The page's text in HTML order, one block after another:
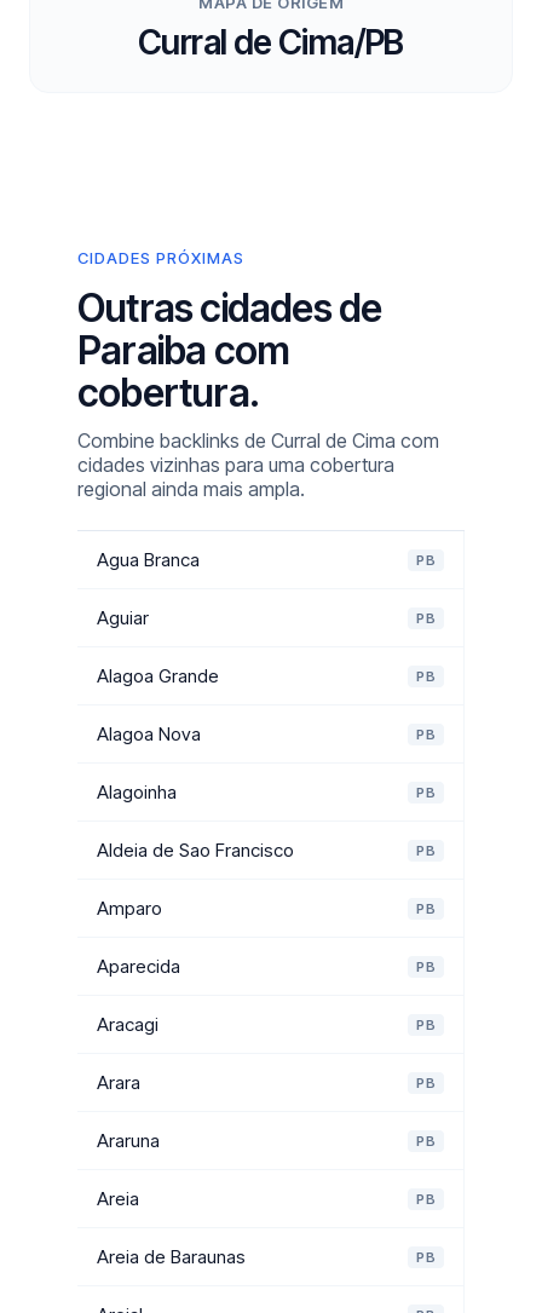
Curral de Cima/PB
CIDADES PRÓXIMAS
Outras cidades de
Paraiba com
cobertura.
Combine backlinks de Curral de Cima com
cidades vizinhas para uma cobertura
regional ainda mais ampla.
Agua Branca PB
Aguiar PB
Alagoa Grande PB
Alagoa Nova PB
Alagoinha PB
Aldeia de Sao Francisco PB
Amparo PB
Aparecida PB
Aracagi PB
Arara PB
Araruna PB
Areia PB
Areia de Baraunas PB